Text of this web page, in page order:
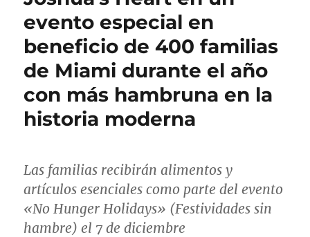
evento especial en
beneficio de 400 familias
de Miami durante el año
con más hambruna en la
historia moderna
Las familias recibirán alimentos y
artículos esenciales como parte del evento
«No Hunger Holidays» (Festividades sin
hambre) el 7 de diciembre